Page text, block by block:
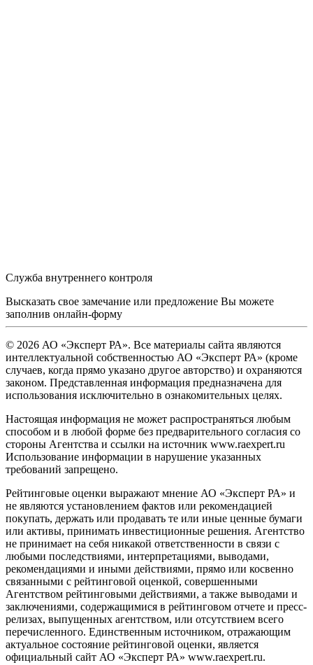
Служба внутреннего контроля
Высказать свое замечание или предложение Вы можете
заполнив онлайн-форму
© 2026 АО «Эксперт РА». Все материалы сайта являются
интеллектуальной собственностью АО «Эксперт РА» (кроме
случаев, когда прямо указано другое авторство) и охраняются
законом. Представленная информация предназначена для
использования исключительно в ознакомительных целях.
Настоящая информация не может распространяться любым
способом и в любой форме без предварительного согласия со
стороны Агентства и ссылки на источник www.raexpert.ru
Использование информации в нарушение указанных
требований запрещено.
Рейтинговые оценки выражают мнение АО «Эксперт РА» и
не являются установлением фактов или рекомендацией
покупать, держать или продавать те или иные ценные бумаги
или активы, принимать инвестиционные решения. Агентство
не принимает на себя никакой ответственности в связи с
любыми последствиями, интерпретациями, выводами,
рекомендациями и иными действиями, прямо или косвенно
связанными с рейтинговой оценкой, совершенными
Агентством рейтинговыми действиями, а также выводами и
заключениями, содержащимися в рейтинговом отчете и пресс-
релизах, выпущенных агентством, или отсутствием всего
перечисленного. Единственным источником, отражающим
актуальное состояние рейтинговой оценки, является
официальный сайт АО «Эксперт РА» www.raexpert.ru.